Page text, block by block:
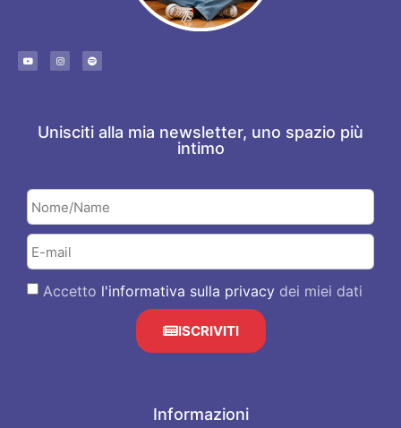
Unisciti alla mia newsletter, uno spazio più
intimo
Accetto l'informativa sulla privacy dei miei dati
ISCRIVITI
Informazioni